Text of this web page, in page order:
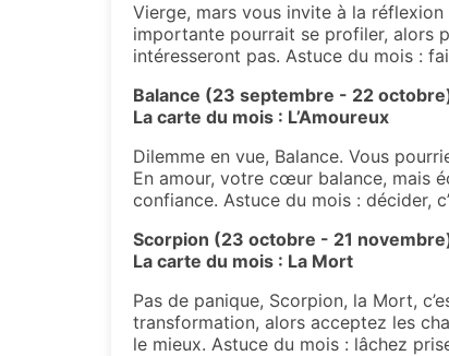
Vierge, mars vous invite à la
importante pourrait se profiler, alors
intéresseront pas. Astuce du mois :
Balance (23 septembre - 22
La carte du mois : L’Amoureux
Dilemme en vue, Balance. Vous
En amour, votre cœur balance, mais
confiance. Astuce du mois : décider,
Scorpion (23 octobre - 21
La carte du mois : La Mort
Pas de panique, Scorpion, la Mort,
transformation, alors acceptez les
le mieux. Astuce du mois : lâchez